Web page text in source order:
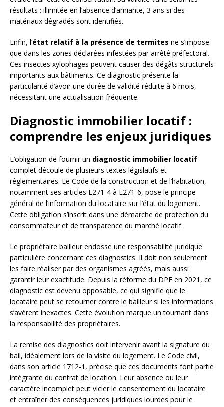
résultats : illimitée en l’absence d’amiante, 3 ans si des
matériaux dégradés sont identifiés.
Enfin, l’état relatif à la présence de termites ne s’impose
que dans les zones déclarées infestées par arrêté préfectoral.
Ces insectes xylophages peuvent causer des dégâts structurels
importants aux bâtiments. Ce diagnostic présente la
particularité d’avoir une durée de validité réduite à 6 mois,
nécessitant une actualisation fréquente.
Diagnostic immobilier locatif :
comprendre les enjeux juridiques
L’obligation de fournir un diagnostic immobilier locatif
complet découle de plusieurs textes législatifs et
réglementaires. Le Code de la construction et de l’habitation,
notamment ses articles L271-4 à L271-6, pose le principe
général de l’information du locataire sur l’état du logement.
Cette obligation s’inscrit dans une démarche de protection du
consommateur et de transparence du marché locatif.
Le propriétaire bailleur endosse une responsabilité juridique
particulière concernant ces diagnostics. Il doit non seulement
les faire réaliser par des organismes agréés, mais aussi
garantir leur exactitude. Depuis la réforme du DPE en 2021, ce
diagnostic est devenu opposable, ce qui signifie que le
locataire peut se retourner contre le bailleur si les informations
s’avèrent inexactes. Cette évolution marque un tournant dans
la responsabilité des propriétaires.
La remise des diagnostics doit intervenir avant la signature du
bail, idéalement lors de la visite du logement. Le Code civil,
dans son article 1712-1, précise que ces documents font partie
intégrante du contrat de location. Leur absence ou leur
caractère incomplet peut vicier le consentement du locataire
et entraîner des conséquences juridiques lourdes pour le